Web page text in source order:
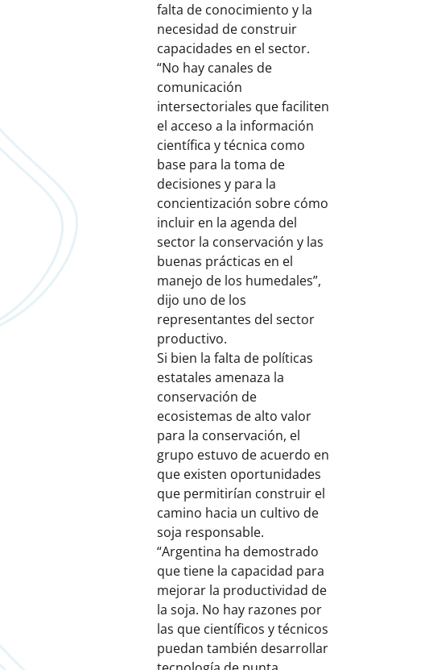
falta de conocimiento y la
necesidad de construir
capacidades en el sector.
“No hay canales de
comunicación
intersectoriales que faciliten
el acceso a la información
científica y técnica como
base para la toma de
decisiones y para la
concientización sobre cómo
incluir en la agenda del
sector la conservación y las
buenas prácticas en el
manejo de los humedales”,
dijo uno de los
representantes del sector
productivo.
Si bien la falta de políticas
estatales amenaza la
conservación de
ecosistemas de alto valor
para la conservación, el
grupo estuvo de acuerdo en
que existen oportunidades
que permitirían construir el
camino hacia un cultivo de
soja responsable.
“Argentina ha demostrado
que tiene la capacidad para
mejorar la productividad de
la soja. No hay razones por
las que científicos y técnicos
puedan también desarrollar